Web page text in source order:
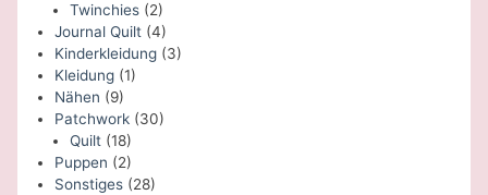
Twinchies(2)
Journal Quilt(4)
Kinderkleidung(3)
Kleidung(1)
Nähen (9)
Patchwork(30)
Quilt(18)
Puppen (2)
Sonstiges(28)